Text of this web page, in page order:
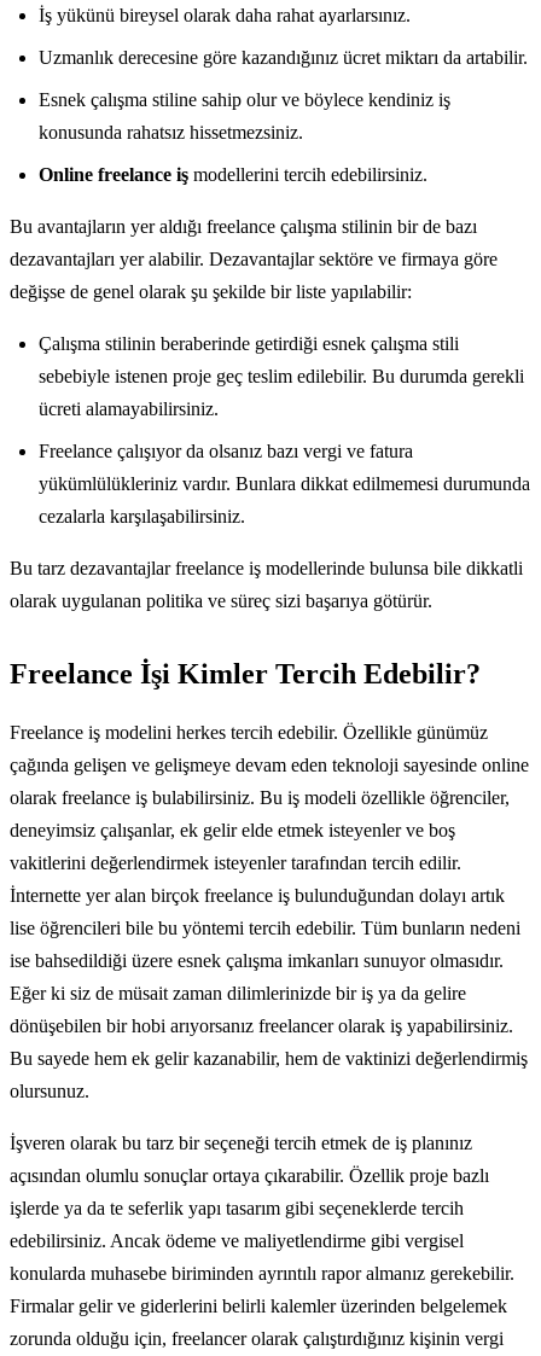
İş yükünü bireysel olarak daha rahat ayarlarsınız.
Uzmanlık derecesine göre kazandığınız ücret miktarı da artabilir.
Esnek çalışma stiline sahip olur ve böylece kendiniz iş
konusunda rahatsız hissetmezsiniz.
Online freelance iş modellerini tercih edebilirsiniz.
Bu avantajların yer aldığı freelance çalışma stilinin bir de bazı
dezavantajları yer alabilir. Dezavantajlar sektöre ve firmaya göre
değişse de genel olarak şu şekilde bir liste yapılabilir:
Çalışma stilinin beraberinde getirdiği esnek çalışma stili
sebebiyle istenen proje geç teslim edilebilir. Bu durumda gerekli
ücreti alamayabilirsiniz.
Freelance çalışıyor da olsanız bazı vergi ve fatura
yükümlülükleriniz vardır. Bunlara dikkat edilmemesi durumunda
cezalarla karşılaşabilirsiniz.
Bu tarz dezavantajlar freelance iş modellerinde bulunsa bile dikkatli
olarak uygulanan politika ve süreç sizi başarıya götürür.
Freelance İşi Kimler Tercih Edebilir?
Freelance iş modelini herkes tercih edebilir. Özellikle günümüz
çağında gelişen ve gelişmeye devam eden teknoloji sayesinde online
olarak freelance iş bulabilirsiniz. Bu iş modeli özellikle öğrenciler,
deneyimsiz çalışanlar, ek gelir elde etmek isteyenler ve boş
vakitlerini değerlendirmek isteyenler tarafından tercih edilir.
İnternette yer alan birçok freelance iş bulunduğundan dolayı artık
lise öğrencileri bile bu yöntemi tercih edebilir. Tüm bunların nedeni
ise bahsedildiği üzere esnek çalışma imkanları sunuyor olmasıdır.
Eğer ki siz de müsait zaman dilimlerinizde bir iş ya da gelire
dönüşebilen bir hobi arıyorsanız freelancer olarak iş yapabilirsiniz.
Bu sayede hem ek gelir kazanabilir, hem de vaktinizi değerlendirmiş
olursunuz.
İşveren olarak bu tarz bir seçeneği tercih etmek de iş planınız
açısından olumlu sonuçlar ortaya çıkarabilir. Özellik proje bazlı
işlerde ya da te seferlik yapı tasarım gibi seçeneklerde tercih
edebilirsiniz. Ancak ödeme ve maliyetlendirme gibi vergisel
konularda muhasebe biriminden ayrıntılı rapor almanız gerekebilir.
Firmalar gelir ve giderlerini belirli kalemler üzerinden belgelemek
zorunda olduğu için, freelancer olarak çalıştırdığınız kişinin vergi